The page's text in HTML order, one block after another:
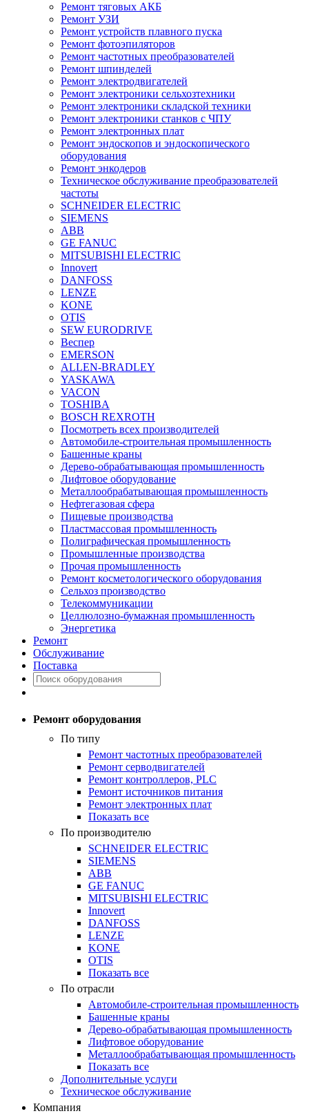
Ремонт тяговых АКБ
Ремонт УЗИ
Ремонт устройств плавного пуска
Ремонт фотоэпиляторов
Ремонт частотных преобразователей
Ремонт шпинделей
Ремонт электродвигателей
Ремонт электроники сельхозтехники
Ремонт электроники складской техники
Ремонт электроники станков с ЧПУ
Ремонт электронных плат
Ремонт эндоскопов и эндоскопического
оборудования
Ремонт энкодеров
Техническое обслуживание преобразователей
частоты
SCHNEIDER ELECTRIC
SIEMENS
ABB
GE FANUC
MITSUBISHI ELECTRIC
Innovert
DANFOSS
LENZE
KONE
OTIS
SEW EURODRIVE
Веспер
EMERSON
ALLEN-BRADLEY
YASKAWA
VACON
TOSHIBA
BOSCH REXROTH
Посмотреть всех производителей
Автомобиле-строительная промышленность
Башенные краны
Дерево-обрабатывающая промышленность
Лифтовое оборудование
Металлообрабатывающая промышленность
Нефтегазовая сфера
Пищевые производства
Пластмассовая промышленность
Полиграфическая промышленность
Промышленные производства
Прочая промышленность
Ремонт косметологического оборудования
Сельхоз производство
Телекоммуникации
Целлюлозно-бумажная промышленность
Энергетика
Ремонт
Обслуживание
Поставка
Ремонт оборудования
По типу
Ремонт частотных преобразователей
Ремонт серводвигателей
Ремонт контроллеров, PLC
Ремонт источников питания
Ремонт электронных плат
Показать все
По производителю
SCHNEIDER ELECTRIC
SIEMENS
ABB
GE FANUC
MITSUBISHI ELECTRIC
Innovert
DANFOSS
LENZE
KONE
OTIS
Показать все
По отрасли
Автомобиле-строительная промышленность
Башенные краны
Дерево-обрабатывающая промышленность
Лифтовое оборудование
Металлообрабатывающая промышленность
Показать все
Дополнительные услуги
Техническое обслуживание
Компания